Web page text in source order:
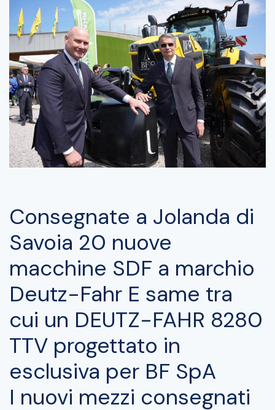
Consegnate a Jolanda di
Savoia 20 nuove
macchine SDF a marchio
Deutz-Fahr E same tra
cui un DEUTZ-FAHR 8280
TTV progettato in
esclusiva per BF SpA
I nuovi mezzi consegnati